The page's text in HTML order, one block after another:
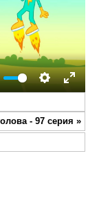
Settings
Enter
- 97 серия »